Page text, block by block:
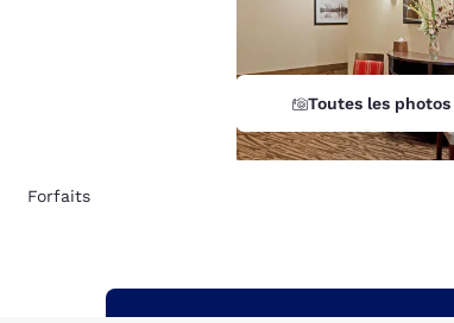
Toutes les photos
Forfaits